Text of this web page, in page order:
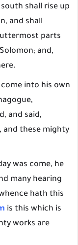
shall rise up
and shall
parts
and,
into his own
and said,
, and these mighty
was come, he
many hearing
hath this
is this which is
works are